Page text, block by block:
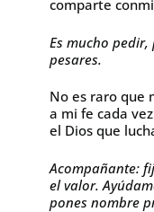
comparte
Es mucho
pesares.
No es raro que
a mi fe cada
el Dios que
Acompañante:
el valor.
pones nombre